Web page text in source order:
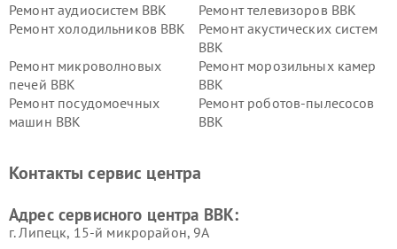
Ремонт аудиосистем BBK
Ремонт телевизоров BBK
Ремонт холодильников BBK
Ремонт акустических систем
BBK
Ремонт микроволновых
печей BBK
Ремонт морозильных камер
BBK
Ремонт посудомоечных
машин BBK
Ремонт роботов-пылесосов
BBK
Ремонт винных шкафов BBK
Контакты сервис центра
Адрес сервисного центра BBK:
г. Липецк, 15-й микрорайон, 9А